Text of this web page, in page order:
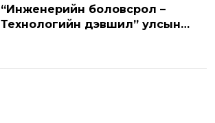
“Инженерийн боловсрол –
Технологийн дэвшил” улсын